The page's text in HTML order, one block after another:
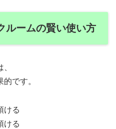
ルームの賢い使い方
です。
ける
ける